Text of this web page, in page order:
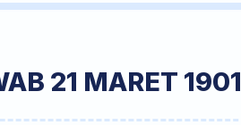
21 MARET 1901